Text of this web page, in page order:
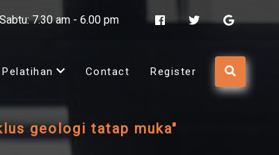
7.30 am - 6.00 pm
Pelatihan Contact Register
geologi tatap muka"